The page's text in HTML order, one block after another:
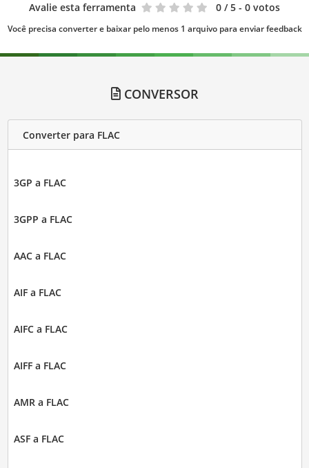
Avalie esta ferramenta 0 / 5 - 0 votos
Você precisa converter e baixar pelo menos 1 arquivo para enviar feedback
CONVERSOR
Converter para FLAC
3GP a FLAC
3GPP a FLAC
AAC a FLAC
AIF a FLAC
AIFC a FLAC
AIFF a FLAC
AMR a FLAC
ASF a FLAC